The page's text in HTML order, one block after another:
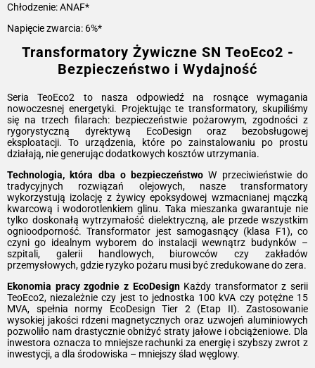
Chłodzenie: ANAF*
Napięcie zwarcia: 6%*
Transformatory Żywiczne SN TeoEco2 -
Bezpieczeństwo i Wydajność
Seria TeoEco2 to nasza odpowiedź na rosnące wymagania
nowoczesnej energetyki. Projektując te transformatory, skupiliśmy
się na trzech filarach: bezpieczeństwie pożarowym, zgodności z
rygorystyczną dyrektywą EcoDesign oraz bezobsługowej
eksploatacji. To urządzenia, które po zainstalowaniu po prostu
działają, nie generując dodatkowych kosztów utrzymania.
Technologia, która dba o bezpieczeństwo W przeciwieństwie do
tradycyjnych rozwiązań olejowych, nasze transformatory
wykorzystują izolację z żywicy epoksydowej wzmacnianej mączką
kwarcową i wodorotlenkiem glinu. Taka mieszanka gwarantuje nie
tylko doskonałą wytrzymałość dielektryczną, ale przede wszystkim
ognioodporność. Transformator jest samogasnący (klasa F1), co
czyni go idealnym wyborem do instalacji wewnątrz budynków –
szpitali, galerii handlowych, biurowców czy zakładów
przemysłowych, gdzie ryzyko pożaru musi być zredukowane do zera.
Ekonomia pracy zgodnie z EcoDesignKażdy transformator z serii
TeoEco2, niezależnie czy jest to jednostka 100 kVA czy potężne 15
MVA, spełnia normy EcoDesign Tier 2 (Etap II). Zastosowanie
wysokiej jakości rdzeni magnetycznych oraz uzwojeń aluminiowych
pozwoliło nam drastycznie obniżyć straty jałowe i obciążeniowe. Dla
inwestora oznacza to mniejsze rachunki za energię i szybszy zwrot z
inwestycji, a dla środowiska – mniejszy ślad węglowy.